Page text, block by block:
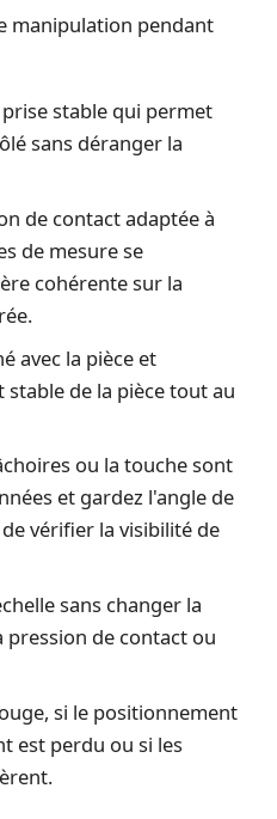
manipulation pendant
stable qui permet
sans déranger la
de contact adaptée à
de mesure se
cohérente sur la
avec la pièce et
de la pièce tout au
ou la touche sont
et gardez l'angle de
vérifier la visibilité de
sans changer la
pression de contact ou
si le positionnement
est perdu ou si les